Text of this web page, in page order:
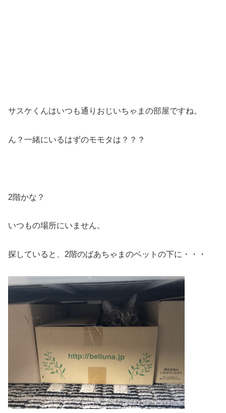
サスケくんはいつも通りおじいちゃまの部屋ですね。
ん？一緒にいるはずのモモタは？？？
2階かな？
いつもの場所にいません。
探していると、2階のばあちゃまのベットの下に・・・